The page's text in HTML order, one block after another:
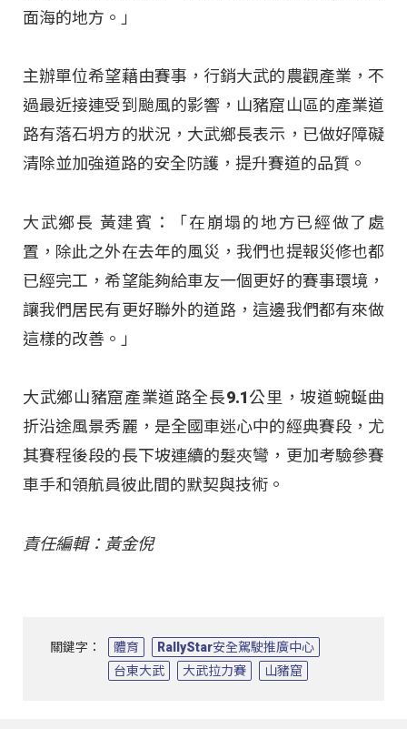
面海的地方。」
主辦單位希望藉由賽事，行銷大武的農觀產業，不
過最近接連受到颱風的影響，山豬窟山區的產業道
路有落石坍方的狀況，大武鄉長表示，已做好障礙
清除並加強道路的安全防護，提升賽道的品質。
大武鄉長 黃建賓：「在崩塌的地方已經做了處
置，除此之外在去年的風災，我們也提報災修也都
已經完工，希望能夠給車友一個更好的賽事環境，
讓我們居民有更好聯外的道路，這邊我們都有來做
這樣的改善。」
大武鄉山豬窟產業道路全長9.1公里，坡道蜿蜒曲
折沿途風景秀麗，是全國車迷心中的經典賽段，尤
其賽程後段的長下坡連續的髮夾彎，更加考驗參賽
車手和領航員彼此間的默契與技術。
責任編輯：黃金倪
關鍵字： 體育
RallyStar安全駕駛推廣中心
台東大武
大武拉力賽 山豬窟